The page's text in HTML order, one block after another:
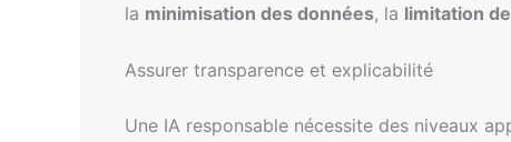
la minimisation des données, la limitation
Assurer transparence et explicabilité
Une IA responsable nécessite des niveaux